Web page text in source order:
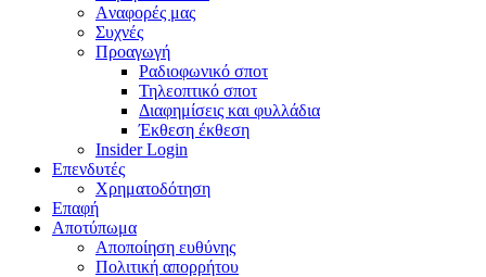
Aναφορές μας
Συχνές
Προαγωγή
Ραδιοφωνικό σποτ
Τηλεοπτικό σποτ
Διαφημίσεις και φυλλάδια
Έκθεση έκθεση
Insider Login
Επενδυτές
Χρηματοδότηση
Eπαφή
Αποτύπωμα
Αποποίηση ευθύνης
Πολιτική απορρήτου